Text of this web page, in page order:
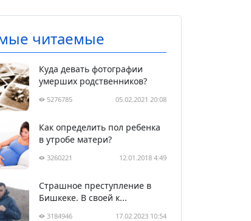
читаемые
Куда девать фотографии
умерших родственников?
5276785 05.02.2021 20:08
Как определить пол ребенка
в утробе матери?
3260221 12.01.2018 4:49
Страшное преступление в
Бишкеке. В своей к...
3184946 17.02.2023 10:54